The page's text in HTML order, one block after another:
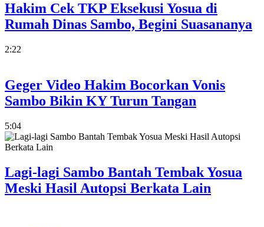
Hakim Cek TKP Eksekusi Yosua di
Rumah Dinas Sambo, Begini Suasananya
2:22
Geger Video Hakim Bocorkan Vonis
Sambo Bikin KY Turun Tangan
5:04
Lagi-lagi Sambo Bantah Tembak Yosua
Meski Hasil Autopsi Berkata Lain